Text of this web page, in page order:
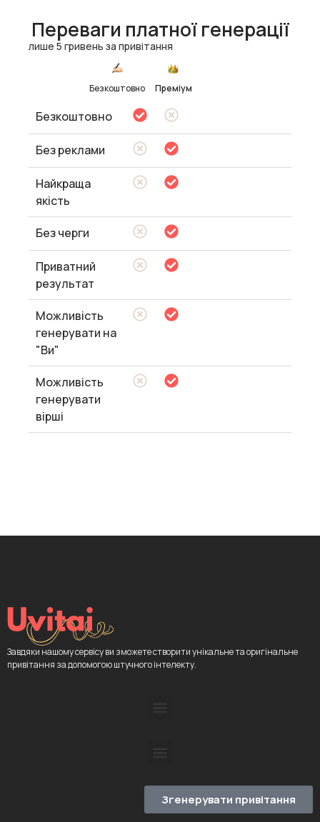
Переваги платної генерації
лише 5 гривень за привітання
Безкоштовно Преміум
Безкоштовно
Без реклами
Найкраща
якість
Без черги
Приватний
результат
Можливість
генерувати на
"Ви"
Можливість
генерувати
вірші
Завдяки нашому сервісу ви зможете створити унікальне та оригінальне
привітання за допомогою штучного інтелекту.
Згенерувати привітання